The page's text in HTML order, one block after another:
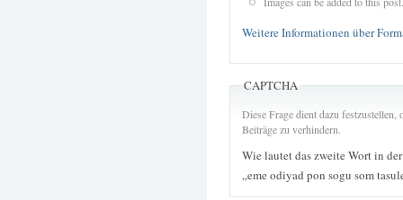
Weitere Informationen über
CAPTCHA
Diese Frage dient dazu
Beiträge zu verhindern.
Wie lautet das zweite Wort in
„eme odiyad pon sogu som